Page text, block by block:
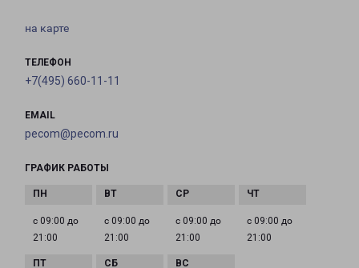
на карте
ТЕЛЕФОН
+7(495) 660-11-11
EMAIL
pecom@pecom.ru
ГРАФИК РАБОТЫ
с 09:00 до
21:00
с 09:00 до
21:00
с 09:00 до
21:00
с 09:00 до
21:00